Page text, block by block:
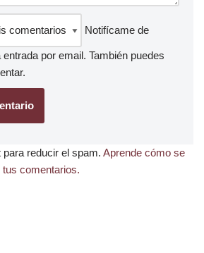
Notifícame de
por email. También puedes
reducir el spam. Aprende cómo se
comentarios.